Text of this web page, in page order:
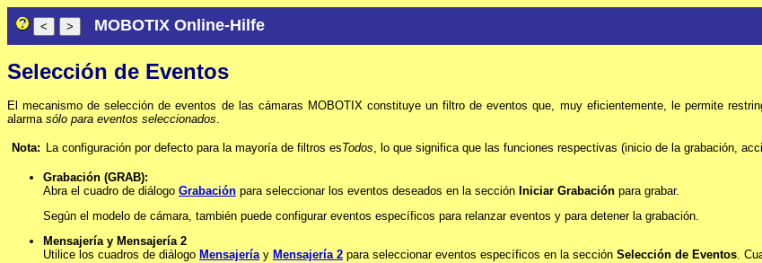
MOBOTIX Online-Hilfe
Selección de Eventos
El mecanismo de selección de eventos de las cámaras MOBOTIX constituye un filtro de eventos que, muy eficientemente, le permite
alarma sólo para eventos seleccionados.
Nota: La configuración por defecto para la mayoría de filtros esTodos, lo que significa que las funciones respectivas (inicio de la grabación,
Grabación (GRAB):
Abra el cuadro de diálogo Grabación para seleccionar los eventos deseados en la sección Iniciar Grabación para grabar.
Según el modelo de cámara, también puede configurar eventos específicos para relanzar eventos y para detener la grabación.
Mensajería y Mensajería 2
Utilice los cuadros de diálogo Mensajeríay Mensajería 2 para seleccionar eventos específicos en la sección Selección de Eventos.